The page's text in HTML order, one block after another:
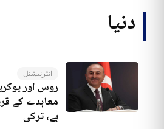
دنیا
انٹرنیشنل
روس اور
معاہدے کے
ہے، ترکی